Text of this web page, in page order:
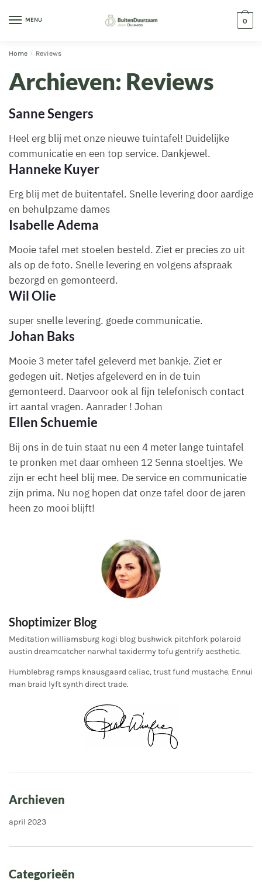
MENU 0
Home / Reviews
Archieven: Reviews
Sanne Sengers
Heel erg blij met onze nieuwe tuintafel! Duidelijke
communicatie en een top service. Dankjewel.
Hanneke Kuyer
Erg blij met de buitentafel. Snelle levering door aardige
en behulpzame dames
Isabelle Adema
Mooie tafel met stoelen besteld. Ziet er precies zo uit
als op de foto. Snelle levering en volgens afspraak
bezorgd en gemonteerd.
Wil Olie
super snelle levering. goede communicatie.
Johan Baks
Mooie 3 meter tafel geleverd met bankje. Ziet er
gedegen uit. Netjes afgeleverd en in de tuin
gemonteerd. Daarvoor ook al fijn telefonisch contact
irt aantal vragen. Aanrader ! Johan
Ellen Schuemie
Bij ons in de tuin staat nu een 4 meter lange tuintafel
te pronken met daar omheen 12 Senna stoeltjes. We
zijn er echt heel blij mee. De service en communicatie
zijn prima. Nu nog hopen dat onze tafel door de jaren
heen zo mooi blijft!
Shoptimizer Blog
Meditation williamsburg kogi blog bushwick pitchfork polaroid
austin dreamcatcher narwhal taxidermy tofu gentrify aesthetic.
Humblebrag ramps knausgaard celiac, trust fund mustache. Ennui
man braid lyft synth direct trade.
Archieven
april 2023
Categorieën